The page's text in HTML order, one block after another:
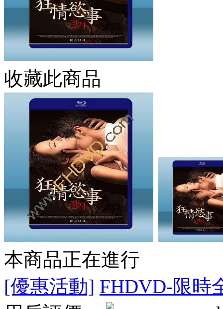
收藏此商品
本商品正在進行
[優惠活動] FHDVD-限時